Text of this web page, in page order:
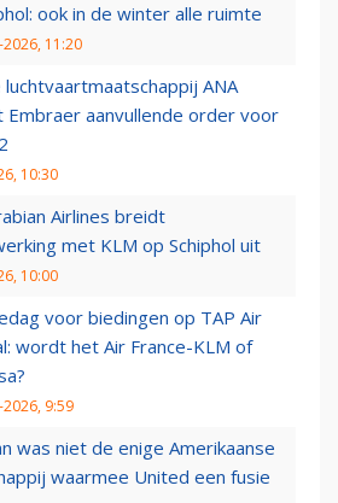
ook in de winter alle ruimte
11:20
luchtvaartmaatschappij ANA
aanvullende order voor
10:30
Airlines breidt
met KLM op Schiphol uit
10:00
voor biedingen op TAP Air
wordt het Air France-KLM of
9:59
was niet de enige Amerikaanse
waarmee United een fusie